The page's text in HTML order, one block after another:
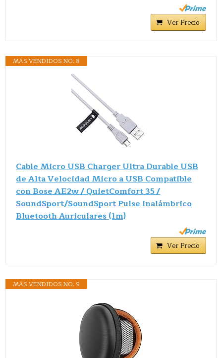
Ver Precio
MÁS VENDIDOS NO. 8
Cable Micro USB Charger Ultra Durable USB
de Alta Velocidad Micro a USB Compatible
con Bose AE2w / QuietComfort 35 /
SoundSport/SoundSport Pulse Inalámbrico
Bluetooth Auriculares (1m)
Ver Precio
MÁS VENDIDOS NO. 9